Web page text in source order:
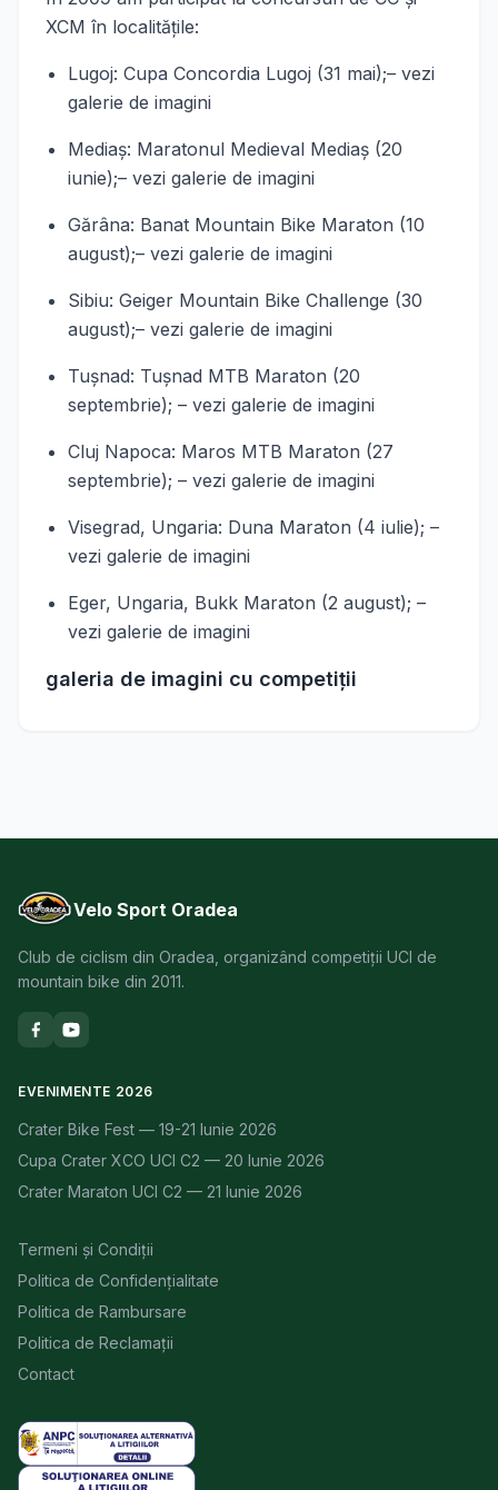
XCM în localităţile:
Lugoj: Cupa Concordia Lugoj (31 mai);– vezi
galerie de imagini
Mediaş: Maratonul Medieval Mediaş (20
iunie);– vezi galerie de imagini
Gărâna: Banat Mountain Bike Maraton (10
august);– vezi galerie de imagini
Sibiu: Geiger Mountain Bike Challenge (30
august);– vezi galerie de imagini
Tuşnad: Tuşnad MTB Maraton (20
septembrie); – vezi galerie de imagini
Cluj Napoca: Maros MTB Maraton (27
septembrie); – vezi galerie de imagini
Visegrad, Ungaria: Duna Maraton (4 iulie); –
vezi galerie de imagini
Eger, Ungaria, Bukk Maraton (2 august); –
vezi galerie de imagini
galeria de imagini cu competiţii
Velo Sport Oradea
Club de ciclism din Oradea, organizând competiții UCI de
mountain bike din 2011.
EVENIMENTE 2026
Crater Bike Fest — 19-21 Iunie 2026
Cupa Crater XCO UCI C2 — 20 Iunie 2026
Crater Maraton UCI C2 — 21 Iunie 2026
Termeni și Condiții
Politica de Confidențialitate
Politica de Rambursare
Politica de Reclamații
Contact